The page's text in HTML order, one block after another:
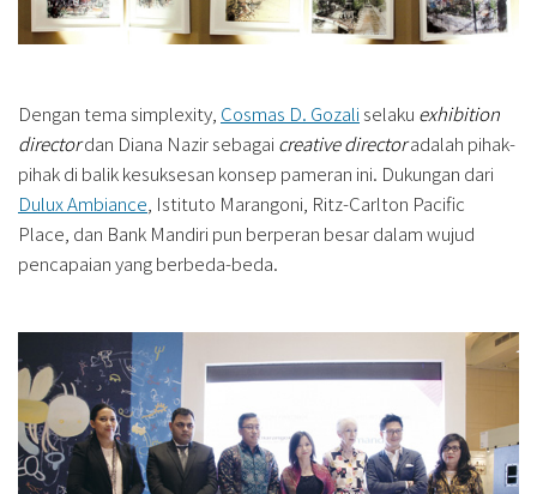
Dengan tema simplexity, Cosmas D. Gozaliselaku exhibition
directordan Diana Nazir sebagai creative directoradalah pihak-
pihak di balik kesuksesan konsep pameran ini. Dukungan dari
Dulux Ambiance , Istituto Marangoni, Ritz-Carlton Pacific
Place, dan Bank Mandiri pun berperan besar dalam wujud
pencapaian yang berbeda-beda.